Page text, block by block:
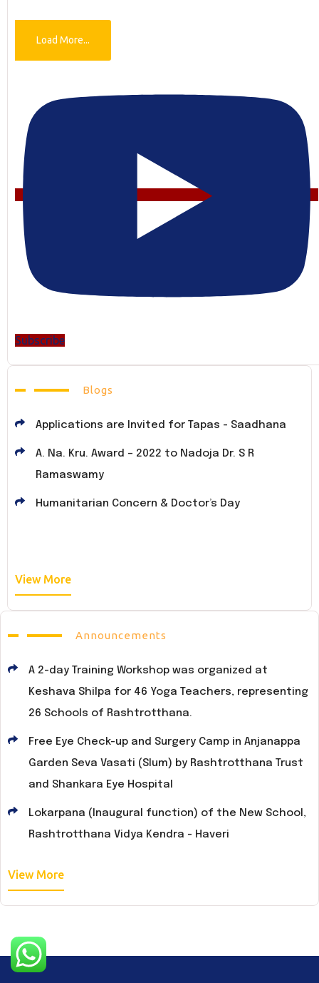
Load More...
Subscribe
Blogs
Applications are Invited for Tapas - Saadhana
A. Na. Kru. Award – 2022 to Nadoja Dr. S R
Ramaswamy
Humanitarian Concern & Doctor’s Day
View More
Announcements
A 2-day Training Workshop was organized at
Keshava Shilpa for 46 Yoga Teachers, representing
26 Schools of Rashtrotthana.
Free Eye Check-up and Surgery Camp in Anjanappa
Garden Seva Vasati (Slum) by Rashtrotthana Trust
and Shankara Eye Hospital
Lokarpana (Inaugural function) of the New School,
Rashtrotthana Vidya Kendra - Haveri
View More